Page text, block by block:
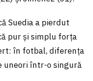
Suedia a pierdut
pur și simplu forța
în fotbal, diferența
uneori într-o singură